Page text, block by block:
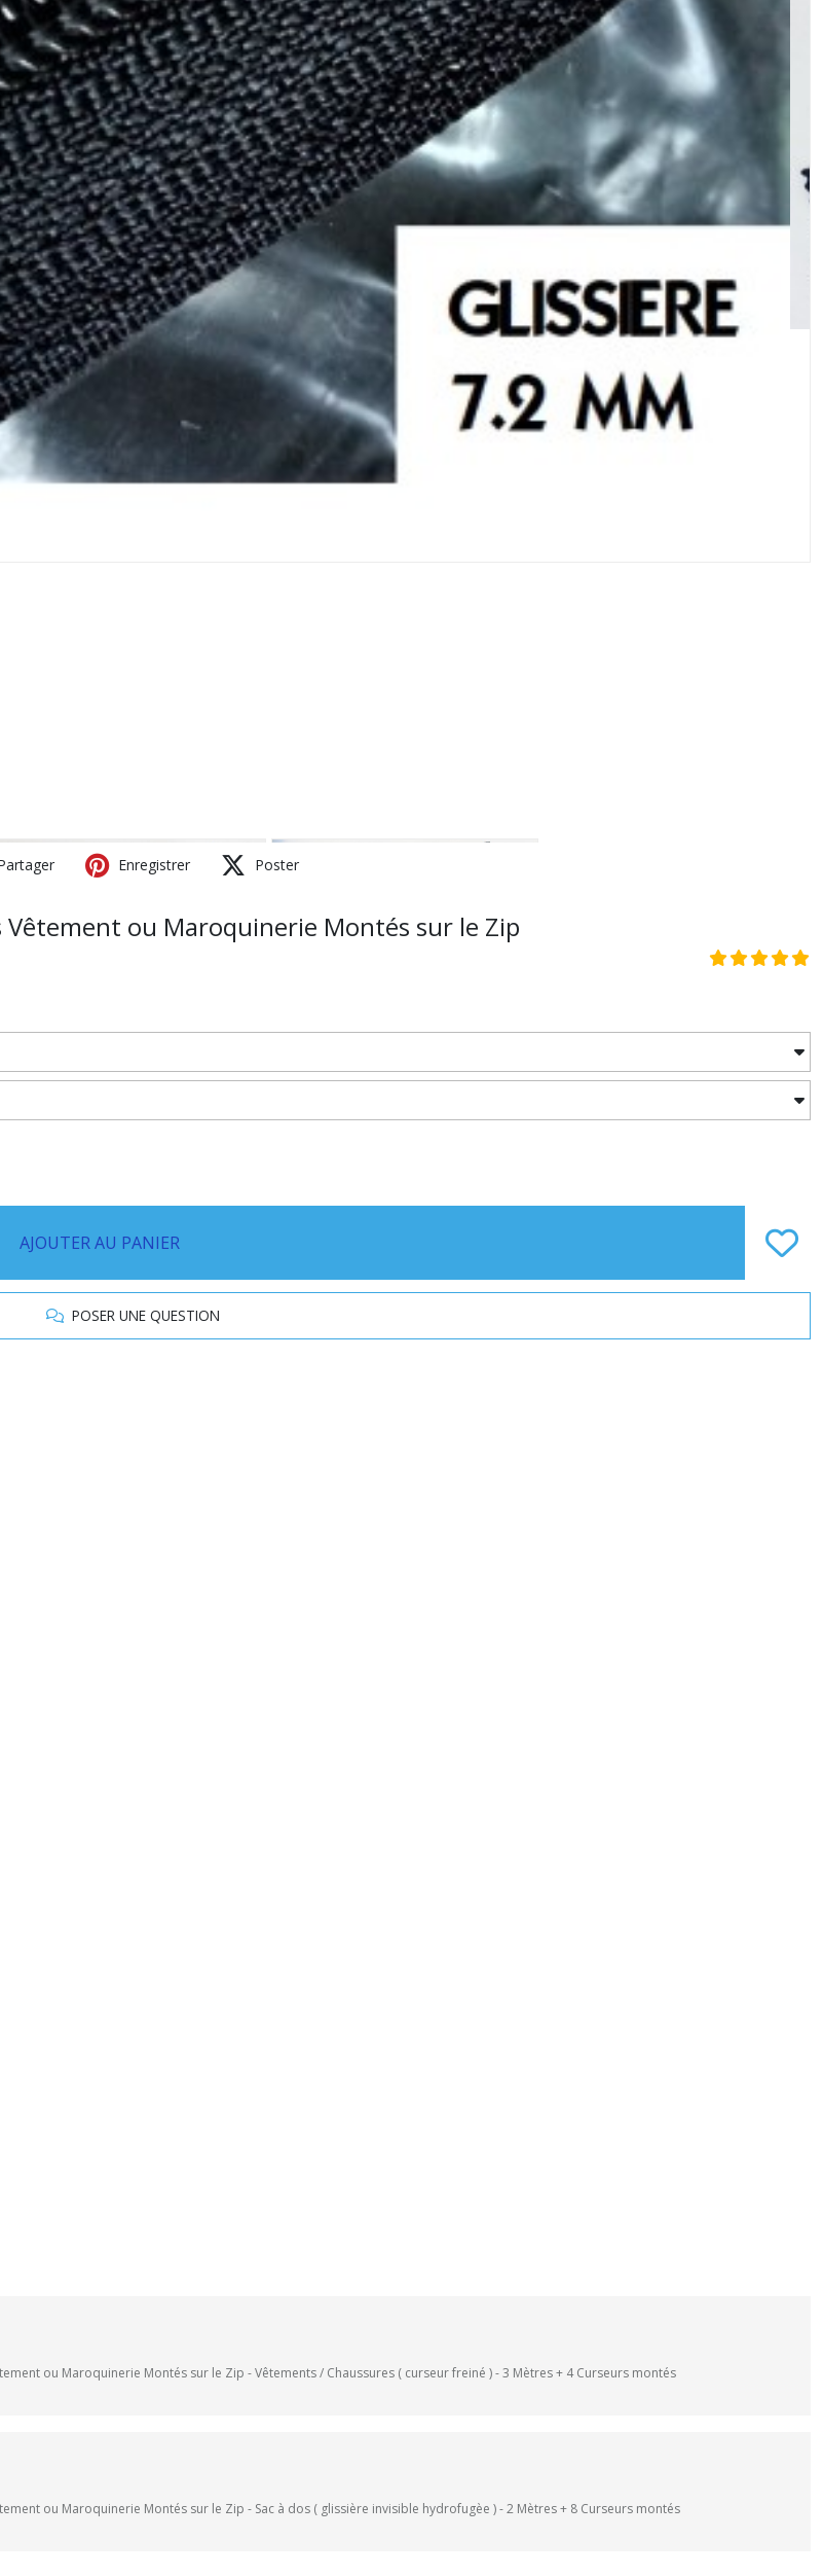
Enregistrer Poster
ou Maroquinerie Montés sur le Zip
AJOUTER AU PANIER
POSER UNE QUESTION
ou Maroquinerie Montés sur le Zip - Vêtements / Chaussures ( curseur freiné ) - 3 Mètres + 4 Curseurs montés
ou Maroquinerie Montés sur le Zip - Sac à dos ( glissière invisible hydrofugèe ) - 2 Mètres + 8 Curseurs montés